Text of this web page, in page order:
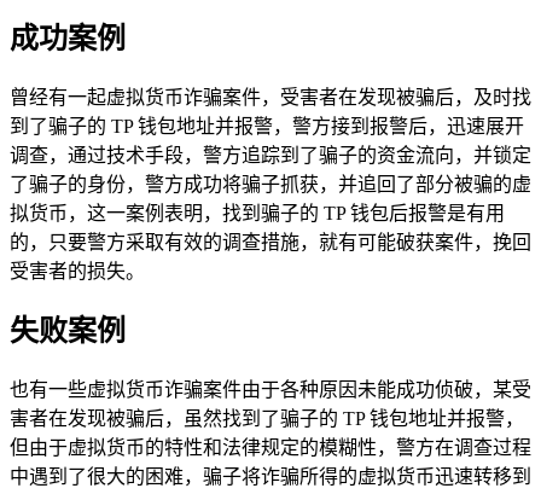
成功案例
曾经有一起虚拟货币诈骗案件，受害者在发现被骗后，及时找
到了骗子的 TP 钱包地址并报警，警方接到报警后，迅速展开
调查，通过技术手段，警方追踪到了骗子的资金流向，并锁定
了骗子的身份，警方成功将骗子抓获，并追回了部分被骗的虚
拟货币，这一案例表明，找到骗子的 TP 钱包后报警是有用
的，只要警方采取有效的调查措施，就有可能破获案件，挽回
受害者的损失。
失败案例
也有一些虚拟货币诈骗案件由于各种原因未能成功侦破，某受
害者在发现被骗后，虽然找到了骗子的 TP 钱包地址并报警，
但由于虚拟货币的特性和法律规定的模糊性，警方在调查过程
中遇到了很大的困难，骗子将诈骗所得的虚拟货币迅速转移到